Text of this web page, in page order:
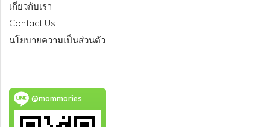
เกี่ยวกับเรา
Contact Us
นโยบายความเป็นส่วนตัว
@mommories